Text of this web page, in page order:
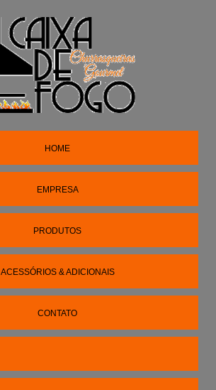
HOME
EMPRESA
PRODUTOS
ACESSÓRIOS & ADICIONAIS
CONTATO